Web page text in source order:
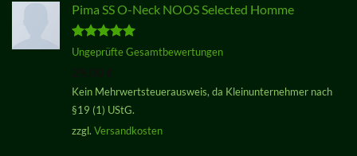
Pima SS O-Neck NOOS Selected Homme
Bewertet
Ungeprüfte Gesamtbewertungen
Kein Mehrwertsteuerausweis, da Kleinunternehmer nach
§19 (1) UStG.
zzgl. Versandkosten